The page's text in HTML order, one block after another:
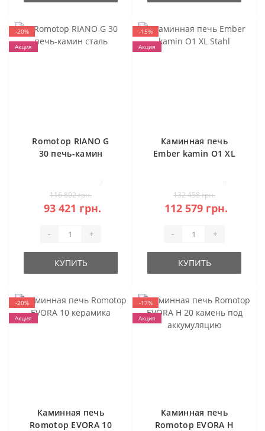
-20%
Акция
Romotop RIANO G
30 печь-камин
116 802 грн.
93 421 грн.
- +
КУПИТЬ
-15%
Акция
Каминная печь
Ember kamin O1 XL
132 458 грн.
112 579 грн.
- +
КУПИТЬ
-20%
Акция
Каминная печь
Romotop EVORA 10
-17%
Акция
Каминная печь
Romotop EVORA H